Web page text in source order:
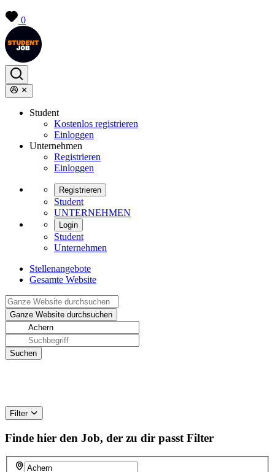
0
Student
Kostenlos registrieren
Einloggen
Unternehmen
Registrieren
Einloggen
Registrieren
Student
UNTERNEHMEN
Login
Student
Unternehmen
Stellenangebote
Gesamte Website
Filter
Finde hier den Job, der zu dir passt Filter